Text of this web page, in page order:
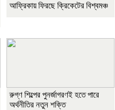
আফ্রিকায় ফিরছে ক্রিকেটের বিশ্বমঞ্চ
রুগ্ণ শিল্পের পুনর্জাগরণই হতে পারে
অর্থনীতির নতুন শক্তি